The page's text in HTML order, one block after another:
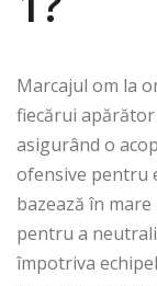
Marcajul om la
fiecărui
asigurând o
ofensive pentru
bazează în
pentru a
împotriva